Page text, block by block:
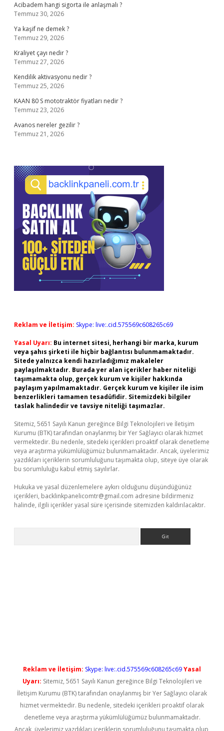
Acibadem hangi sigorta ile anlaşmalı ?
Temmuz 30, 2026
Ya kaşif ne demek ?
Temmuz 29, 2026
Kraliyet çayı nedir ?
Temmuz 27, 2026
Kendilik aktivasyonu nedir ?
Temmuz 25, 2026
KAAN 80 S mototraktör fiyatları nedir ?
Temmuz 23, 2026
Avanos nereler gezilir ?
Temmuz 21, 2026
Reklam ve İletişim: Skype: live:.cid.575569c608265c69
Yasal Uyarı: Bu internet sitesi, herhangi bir marka, kurum
veya şahıs şirketi ile hiçbir bağlantısı bulunmamaktadır.
Sitede yalnızca kendi hazırladığımız makaleler
paylaşılmaktadır. Burada yer alan içerikler haber niteliği
taşımamakta olup, gerçek kurum ve kişiler hakkında
paylaşım yapılmamaktadır. Gerçek kurum ve kişiler ile isim
benzerlikleri tamamen tesadüfidir. Sitemizdeki bilgiler
taslak halindedir ve tavsiye niteliği taşımazlar.
Sitemiz, 5651 Sayılı Kanun gereğince Bilgi Teknolojileri ve İletişim
Kurumu (BTK) tarafından onaylanmış bir Yer Sağlayıcı olarak hizmet
vermektedir. Bu nedenle, sitedeki içerikleri proaktif olarak denetleme
veya araştırma yükümlülüğümüz bulunmamaktadır. Ancak, üyelerimiz
yazdıkları içeriklerin sorumluluğunu taşımakta olup, siteye üye olarak
bu sorumluluğu kabul etmiş sayılırlar.
Hukuka ve yasal düzenlemelere aykırı olduğunu düşündüğünüz
içerikleri, backlinkpanelicomtr@gmail.com adresine bildirmeniz
halinde, ilgili içerikler yasal süre içerisinde sitemizden kaldırılacaktır.
Reklam ve İletişim: Skype: live:.cid.575569c608265c69Yasal
Uyarı: Sitemiz, 5651 Sayılı Kanun gereğince Bilgi Teknolojileri ve
İletişim Kurumu (BTK) tarafından onaylanmış bir Yer Sağlayıcı olarak
hizmet vermektedir. Bu nedenle, sitedeki içerikleri proaktif olarak
denetleme veya araştırma yükümlülüğümüz bulunmamaktadır.
Ancak, üyelerimiz yazdıkları içeriklerin sorumluluğunu taşımakta olup,